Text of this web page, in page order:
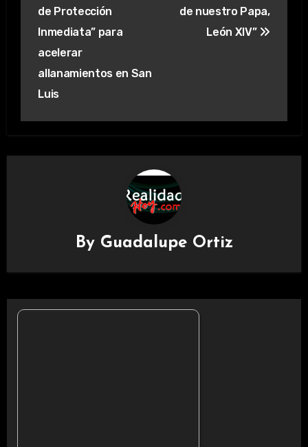
entradas
de Protección
Inmediata” para
acelerar
allanamientos en San
Luis
de nuestro Papa,
León XIV”
By Guadalupe Ortiz